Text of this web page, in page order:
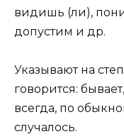
видишь (ли),
допустим и др.
Указывают на
говорится:
всегда, по
случалось.